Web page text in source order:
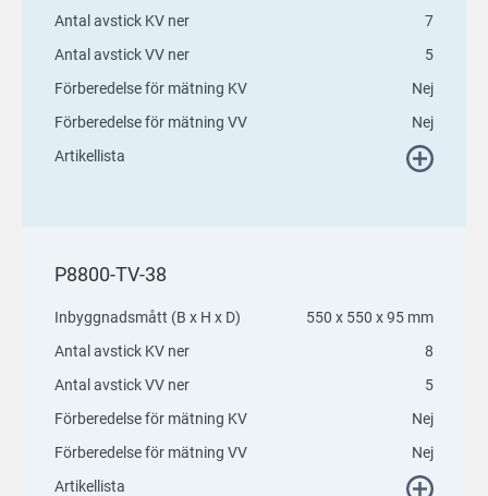
Antal avstick KV ner
7
Antal avstick VV ner
5
Förberedelse för mätning KV
Nej
Förberedelse för mätning VV
Nej
Artikellista
P8800-TV-38
Inbyggnadsmått (B x H x D)
550 x 550 x 95 mm
Antal avstick KV ner
8
Antal avstick VV ner
5
Förberedelse för mätning KV
Nej
Förberedelse för mätning VV
Nej
Artikellista